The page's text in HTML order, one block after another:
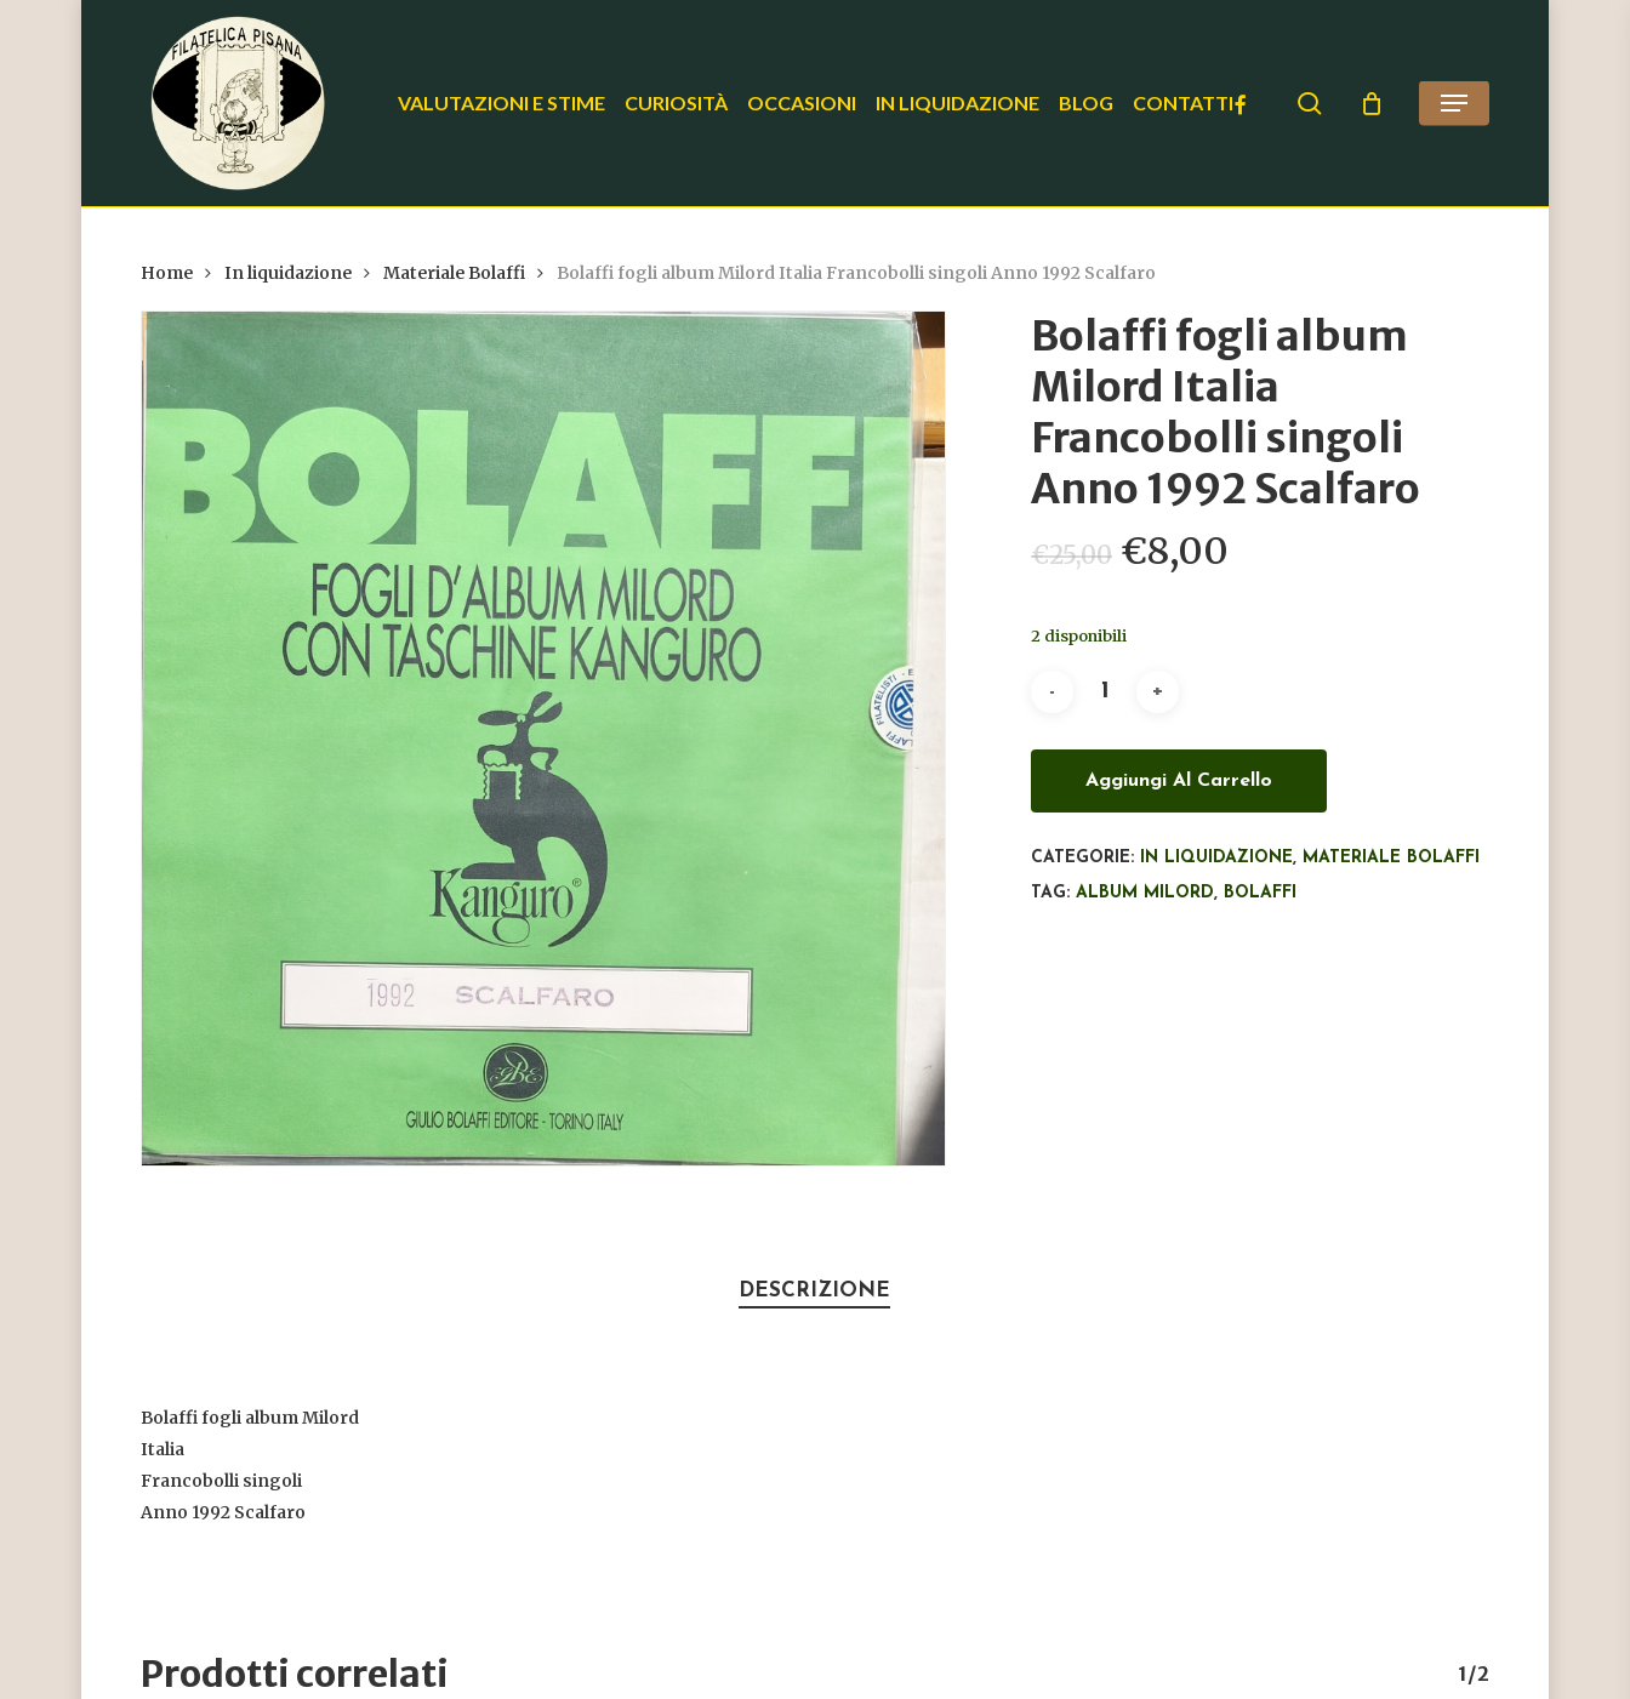
Hit enter to search or ESC to close
VALUTAZIONI E STIME CURIOSITÀ OCCASIONI IN LIQUIDAZIONE BLOG CONTATTIFACEBOOK search Menu
Home In liquidazione Materiale Bolaffi Bolaffi fogli album Milord Italia Francobolli singoli Anno 1992 Scalfaro
Bolaffi fogli album
Milord Italia
Francobolli singoli
Anno 1992 Scalfaro
€25,00 Il
prezzo
originale
€25,00.
€8,00
2 disponibili
Aggiungi Al Carrello
CATEGORIE: IN LIQUIDAZIONE, MATERIALE BOLAFFI
TAG:ALBUM MILORD, BOLAFFI
DESCRIZIONE
Bolaffi fogli album Milord
Italia
Francobolli singoli
Anno 1992 Scalfaro
Prodotti correlati 1/2